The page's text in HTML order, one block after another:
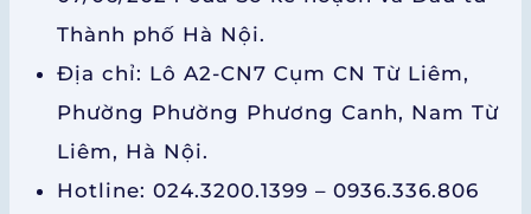
Thành phố Hà Nội.
Địa chỉ: Lô A2-CN7 Cụm CN Từ Liêm,
Phường Phường Phương Canh, Nam Từ
Liêm, Hà Nội.
Hotline: 024.3200.1399 – 0936.336.806